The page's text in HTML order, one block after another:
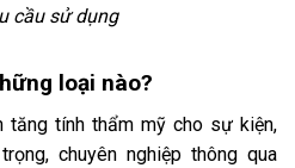
cầu sử dụng
loại nào?
tăng tính thẩm mỹ cho sự kiện,
chuyên nghiệp thông qua